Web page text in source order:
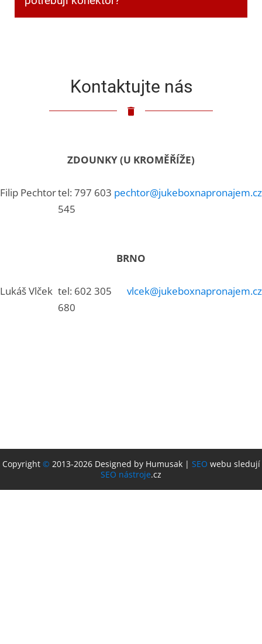
Kontaktujte nás
ZDOUNKY (U KROMĚŘÍŽE)
Filip Pechtortel: 797 603
545
pechtor@jukeboxnapronajem.cz
BRNO
Lukáš Vlček tel: 602 305
680
vlcek@jukeboxnapronajem.cz
Copyright © 2013-2026 Designed by Humusak | SEO webu sledují
SEO nástroje.cz